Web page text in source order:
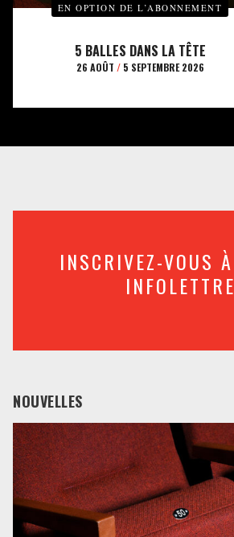
EN OPTION DE L’ABONNEMENT
5 BALLES DANS LA TÊTE
26 AOÛT /5 SEPTEMBRE 2026
INSCRIVEZ-VOUS
INFOLETTRE
NOUVELLES